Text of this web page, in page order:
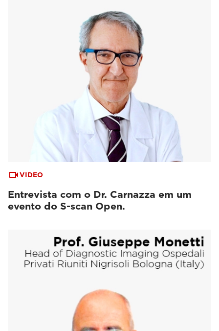
VIDEO
Entrevista com o Dr. Carnazza em um
evento do S-scan Open.